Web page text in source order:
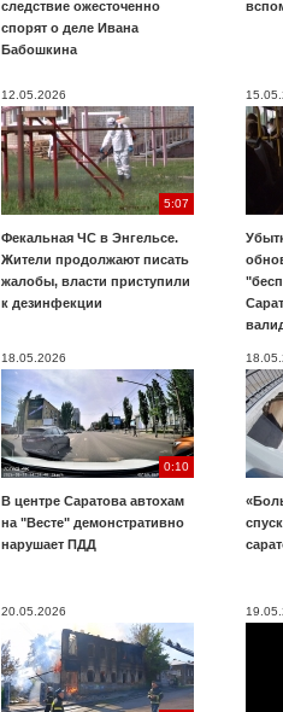
следствие ожесточенно
спорят о деле Ивана
Бабошкина
12.05.2026
5:07
Фекальная ЧС в Энгельсе.
Жители продолжают писать
жалобы, власти приступили
к дезинфекции
18.05.2026
0:10
В центре Саратова автохам
на "Весте" демонстративно
нарушает ПДД
20.05.2026